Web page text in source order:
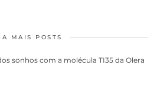
MAIS POSTS
sonhos com a molécula TI35 da Olera